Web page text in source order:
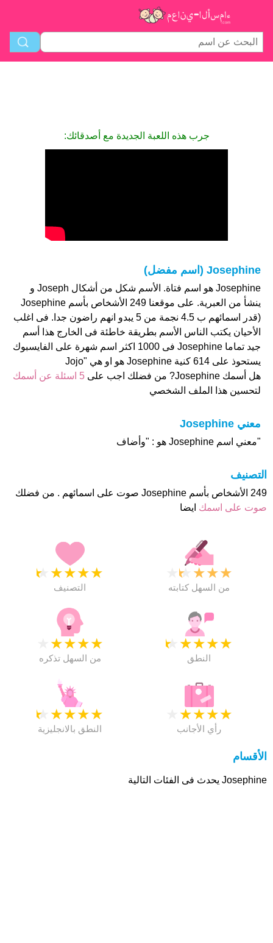
جرب هذه اللعبة الجديدة مع أصدقائك:
Josephine (اسم مفضل)
Josephine هو اسم فتاة. الأسم شكل من أشكال Joseph و
ينشأ من العبرية. على موقعنا 249 الأشخاص بأسم Josephine
(قدر اسمائهم ب 4.5 نجمة من 5 يبدو انهم راضون جدا. فى اغلب
الأحيان يكتب الناس الأسم بطريقة خاطئة فى الخارج هذا أسم
جيد تماما Josephine فى 1000 اكثر اسم شهرة على الفايسبوك
يستحوذ على 614 كنية Josephine هو او هي "Jojo
هل أسمك Josephine? من فضلك اجب على
5 اسئلة عن أسمك
لتحسين هذا الملف الشخصي
معني Josephine
"معني اسم Josephine هو : "وأضاف
التصنيف
249 الأشخاص بأسم Josephine صوت على اسمائهم . من فضلك
صوت على اسمك ايضا
★
★
★
★
★
التصنيف
★
★
★
★
من السهل كتابته
★
★
★
★
من السهل تذكره
★
★
★
★
★
النطق
★
★
★
★
★
النطق بالانجليزية
★
★
★
★
رأي الأجانب
الأقسام
Josephine يحدث فى الفئات التالية